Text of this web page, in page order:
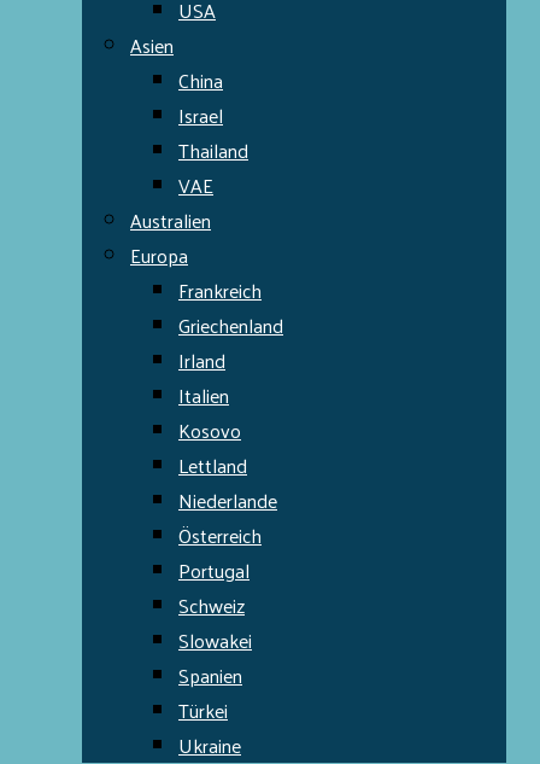
USA
Asien
China
Israel
Thailand
VAE
Australien
Europa
Frankreich
Griechenland
Irland
Italien
Kosovo
Lettland
Niederlande
Österreich
Portugal
Schweiz
Slowakei
Spanien
Türkei
Ukraine